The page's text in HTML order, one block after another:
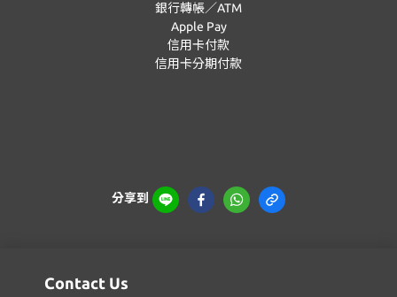
銀行轉帳／ATM
Apple Pay
信用卡付款
信用卡分期付款
分享到
Contact Us